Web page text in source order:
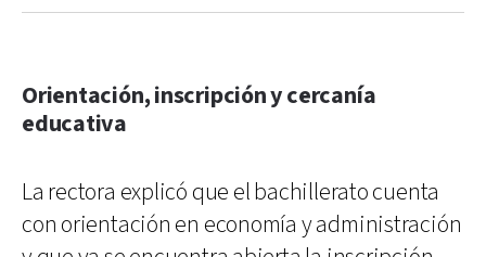
Orientación, inscripción y cercanía
educativa
La rectora explicó que el bachillerato cuenta
con orientación en economía y administración